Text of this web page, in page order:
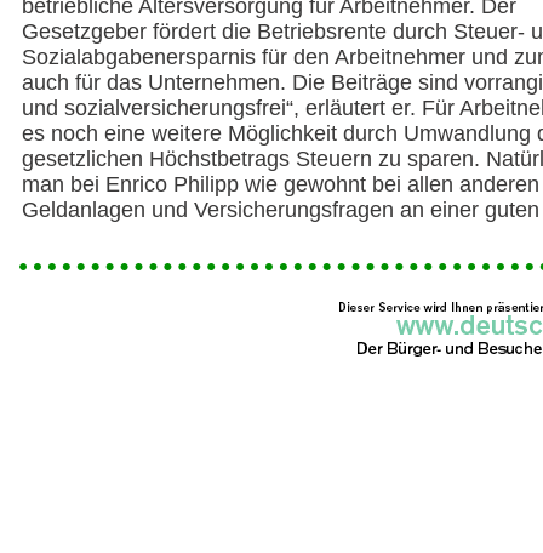
betriebliche Altersversorgung für Arbeitnehmer. Der
Gesetzgeber fördert die Betriebsrente durch Steuer-
Sozialabgabenersparnis für den Arbeitnehmer und
auch für das Unternehmen. Die Beiträge sind
und sozialversicherungsfrei“, erläutert er. Für
es noch eine weitere Möglichkeit durch Umwandlung
gesetzlichen Höchstbetrags Steuern zu sparen.
man bei Enrico Philipp wie gewohnt bei allen anderen
Geldanlagen und Versicherungsfragen an einer